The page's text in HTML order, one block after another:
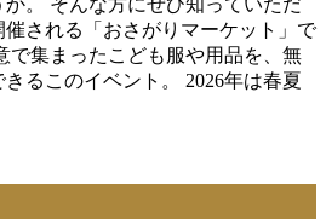
される「おさがりマーケット」で
で集まったこども服や用品を、無
るこのイベント。 2026年は春夏